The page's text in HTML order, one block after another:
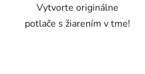
Vytvorte originálne
potlače s žiarením v tme!